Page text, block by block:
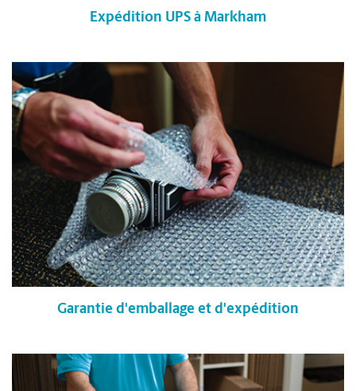
Expédition UPS à Markham
Garantie d'emballage et d'expédition